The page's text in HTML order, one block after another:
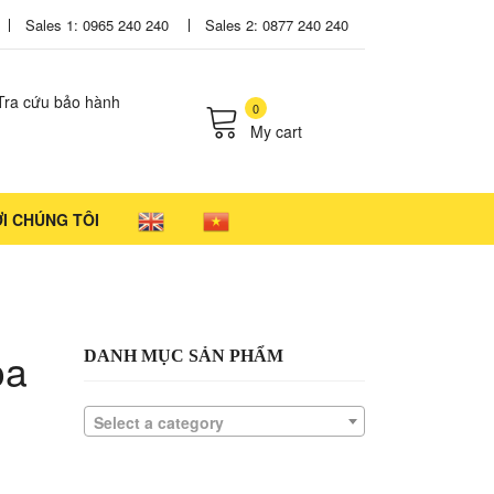
Sales 1: 0965 240 240 Sales 2: 0877 240 240
cứu bảo hành 0
My cart
CHÚNG TÔI
DANH MỤC SẢN PHẨM
Select a category